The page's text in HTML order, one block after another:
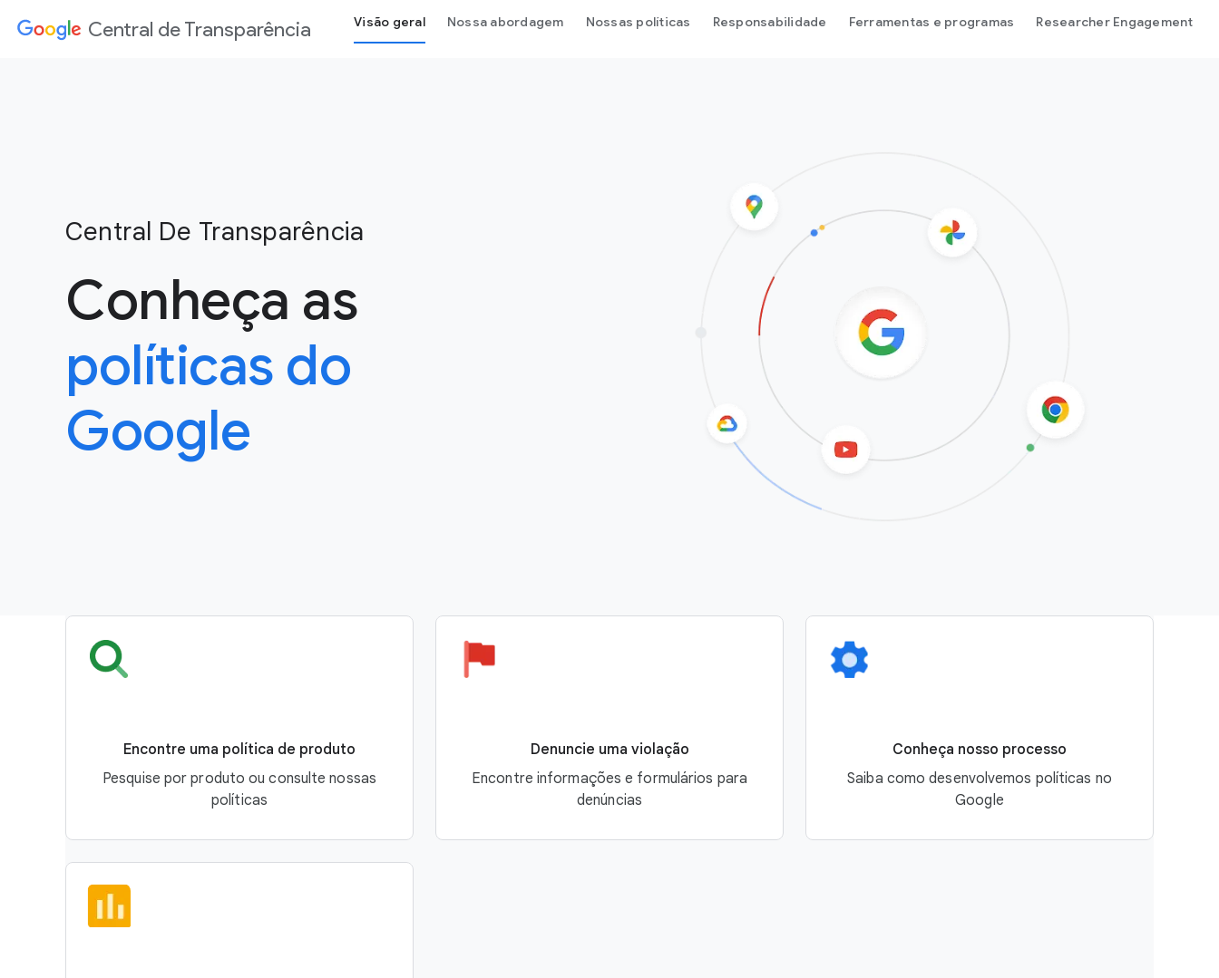
Central de Transparência Visão geral Nossa abordagem Nossas políticas Responsabilidade Ferramentas e programas Researcher Engagement
Central De Transparência
Conheça as
políticas do
Google
Encontre uma política de produto
Pesquise por produto ou consulte nossas
políticas
Denuncie uma violação
Encontre informações e formulários para
denúncias
Conheça nosso processo
Saiba como desenvolvemos políticas no
Google